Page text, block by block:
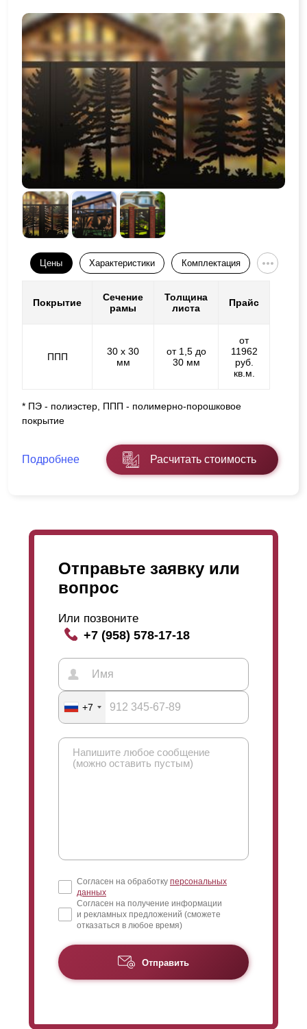
Цены Характеристики Комплектация
Покрытие
Сечение
рамы
Толщина
листа
Прайс
ППП
30 х 30
мм
от 1,5 до
30 мм
от
11962
руб.
кв.м.
* ПЭ - полиэстер, ППП - полимерно-порошковое
покрытие
Подробнее Расчитать стоимость
Отправьте заявку или
вопрос
Или позвоните
+7 (958) 578-17-18
+7
Согласен на обработку персональных
данных
Согласен на получение информации
и рекламных предложений (сможете
отказаться в любое время)
Отправить